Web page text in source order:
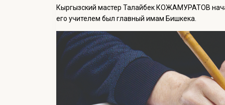
Кыргызский мастер Талайбек КОЖАМУРАТОВ
его учителем был главный имам Бишкека.